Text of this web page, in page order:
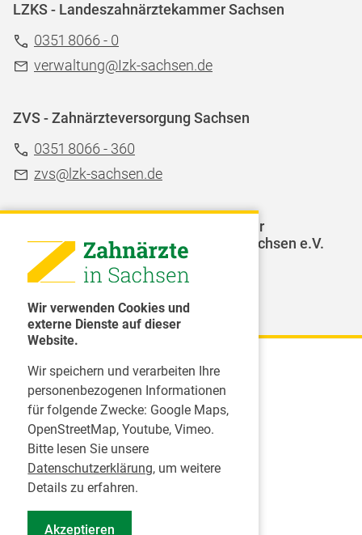
Wir verwenden Cookies und
externe Dienste auf dieser
Website.
Wir speichern und verarbeiten Ihre
personenbezogenen Informationen
für folgende Zwecke: Google Maps,
OpenStreetMap, Youtube, Vimeo.
Bitte lesen Sie unsere
Datenschutzerklärung, um weitere
Details zu erfahren.
Akzeptieren
LZKS - Landeszahnärztekammer Sachsen
0351 8066 - 0
verwaltung@Izk-sachsen.de
ZVS - Zahnärzteversorgung Sachsen
0351 8066 - 360
zvs@lzk-sachsen.de
LAGZ - Landesarbeitsgemeinschaft für
Jugendzahnpflege des Freistaates Sachsen e.V.
Karriere
Inserate
Praktikum in einer Zahnarztpraxis
Jobs im Zahnärztehaus
Presse
Pressemitteilungen